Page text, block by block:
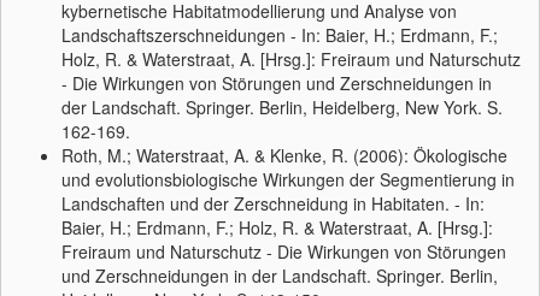
kybernetische Habitatmodellierung und Analyse von
Landschaftszerschneidungen - In: Baier, H.; Erdmann, F.;
Holz, R. & Waterstraat, A. [Hrsg.]: Freiraum und Naturschutz
- Die Wirkungen von Störungen und Zerschneidungen in
der Landschaft. Springer. Berlin, Heidelberg, New York. S.
162-169.
Roth, M.; Waterstraat, A. & Klenke, R. (2006): Ökologische
und evolutionsbiologische Wirkungen der Segmentierung in
Landschaften und der Zerschneidung in Habitaten. - In:
Baier, H.; Erdmann, F.; Holz, R. & Waterstraat, A. [Hrsg.]:
Freiraum und Naturschutz - Die Wirkungen von Störungen
und Zerschneidungen in der Landschaft. Springer. Berlin,